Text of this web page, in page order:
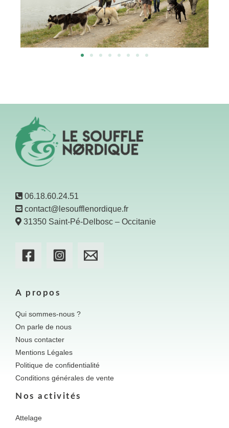
06.18.60.24.51
contact@lesoufflenordique.fr
31350 Saint-Pé-Delbosc – Occitanie
A propos
Qui sommes-nous ?
On parle de nous
Nous contacter
Mentions Légales
Politique de confidentialité
Conditions générales de vente
Nos activités
Attelage